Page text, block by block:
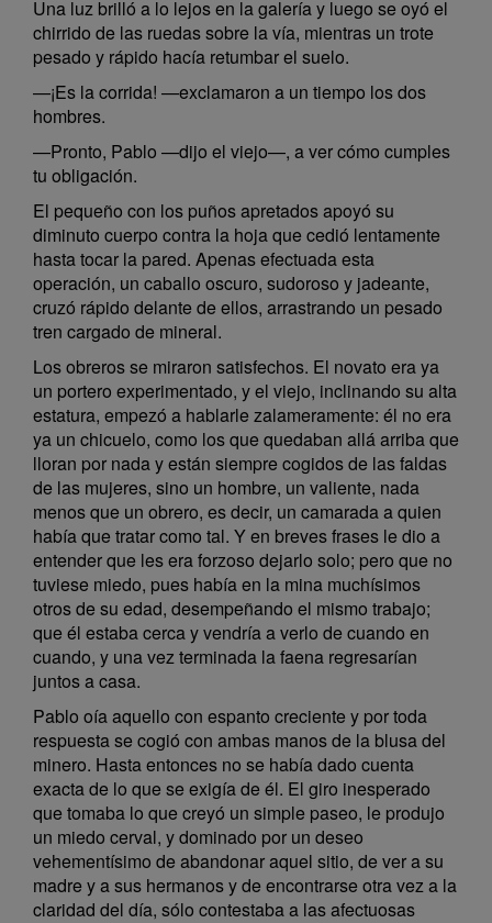
Una luz brilló a lo lejos en la galería y luego se oyó el
chirrido de las ruedas sobre la vía, mientras un trote
pesado y rápido hacía retumbar el suelo.
—¡Es la corrida! —exclamaron a un tiempo los dos
hombres.
—Pronto, Pablo —dijo el viejo—, a ver cómo cumples
tu obligación.
El pequeño con los puños apretados apoyó su
diminuto cuerpo contra la hoja que cedió lentamente
hasta tocar la pared. Apenas efectuada esta
operación, un caballo oscuro, sudoroso y jadeante,
cruzó rápido delante de ellos, arrastrando un pesado
tren cargado de mineral.
Los obreros se miraron satisfechos. El novato era ya
un portero experimentado, y el viejo, inclinando su alta
estatura, empezó a hablarle zalameramente: él no era
ya un chicuelo, como los que quedaban allá arriba que
lloran por nada y están siempre cogidos de las faldas
de las mujeres, sino un hombre, un valiente, nada
menos que un obrero, es decir, un camarada a quien
había que tratar como tal. Y en breves frases le dio a
entender que les era forzoso dejarlo solo; pero que no
tuviese miedo, pues había en la mina muchísimos
otros de su edad, desempeñando el mismo trabajo;
que él estaba cerca y vendría a verlo de cuando en
cuando, y una vez terminada la faena regresarían
juntos a casa.
Pablo oía aquello con espanto creciente y por toda
respuesta se cogió con ambas manos de la blusa del
minero. Hasta entonces no se había dado cuenta
exacta de lo que se exigía de él. El giro inesperado
que tomaba lo que creyó un simple paseo, le produjo
un miedo cerval, y dominado por un deseo
vehementísimo de abandonar aquel sitio, de ver a su
madre y a sus hermanos y de encontrarse otra vez a la
claridad del día, sólo contestaba a las afectuosas